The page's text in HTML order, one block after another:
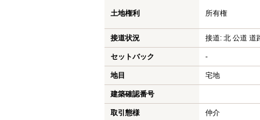
土地権利 所有権
接道状況 接道: 北 公道 道
セットバック -
地目 宅地
建築確認番号
取引態様 仲介